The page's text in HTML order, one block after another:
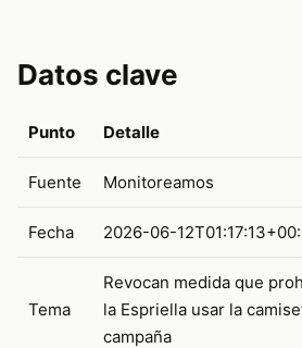
Datos clave
Punto Detalle
Fuente Monitoreamos
Fecha 2026-06-
Tema
Revocan medida que
la Espriella usar la
campaña